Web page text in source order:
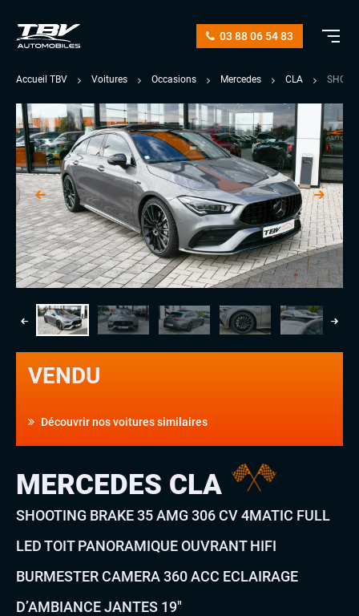
03 88 06 54 83
Accueil TBV Voitures Occasions Mercedes CLA
VENDU
Découvrir nos voitures similaires
MERCEDES CLA
SHOOTING BRAKE 35 AMG 306 CV 4MATIC FULL
LED TOIT PANORAMIQUE OUVRANT HIFI
BURMESTER CAMERA 360 ACC ECLAIRAGE
D’AMBIANCE JANTES 19″